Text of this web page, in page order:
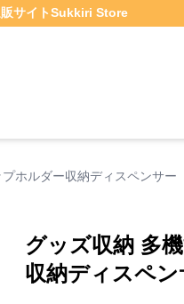
サイトSukkiri Store
ホルダー収納ディスペンサー
グッズ収納 多
収納ディスペン